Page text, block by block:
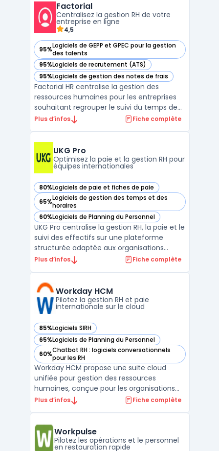
allant du suivi des dossiers salariés à
l’ensemble du pilotage RH. ...
Factorial
Centralisez la gestion RH de votre
entreprise en ligne
4,5
95%Logiciels de GEPP et GPEC pour la gestion
des talents
— voir Factorial dans cette catégorie
95%Logiciels de recrutement (ATS)
— voir Factorial dans cette catégorie
95%Logiciels de gestion des notes de frais
— voir Factorial dans cette catégorie
Factorial HR centralise la gestion des
ressources humaines pour les entreprises
souhaitant regrouper le suivi du temps de
travail, des absences, de la paie, du
l'accès aux dossiers des collaborateurs, la
gestion docum ...
Plus d’infos Fiche complète
UKG Pro
Optimisez la paie et la gestion RH pour
équipes internationales
80%Logiciels de paie et fiches de paie
— voir UKG Pro dans cette catégorie
65%Logiciels de gestion des temps et des
horaires
— voir UKG Pro dans cette catégorie
60%Logiciels de Planning du Personnel
— voir UKG Pro dans cette catégorie
UKG Pro centralise la gestion RH, la paie et le
suivi des effectifs sur une plateforme
structurée adaptée aux organisations
internationales. Le produit s'adresse aux
d’harmoniser le human capital
management, la conformité ...
Plus d’infos Fiche complète
Workday HCM
Pilotez la gestion RH et paie
internationale sur le cloud
85%Logiciels SIRH
— voir Workday HCM dans cette catégorie
65%Logiciels de Planning du Personnel
— voir Workday HCM dans cette catégorie
60%Chatbot RH : logiciels conversationnels
pour les RH
— voir Workday HCM dans cette catégorie
Workday HCM propose une suite cloud
unifiée pour gestion des ressources
humaines, conçue pour les organisations
de taille moyenne à grande qui souhaitent
l’expérience collaborateur. L’intégration
native de l’intelli ...
Plus d’infos Fiche complète
Workpulse
Pilotez les opérations et le personnel
en restauration rapide